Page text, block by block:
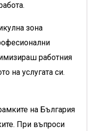
зона
работния
на услугата си.
на България
При въпроси